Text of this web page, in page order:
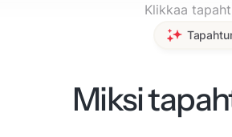
Klikkaa
Miksi